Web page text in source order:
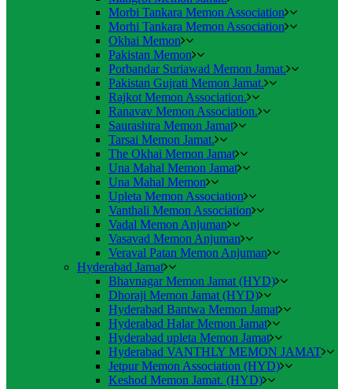
Morbi Tankara Memon Association
Morhi Tankara Memon Association
Okhai Memon
Pakistan Memon
Porbandar Suriawad Memon Jamat.
Pakistan Gujrati Memon Jamat.
Rajkot Memon Association.
Ranavav Memon Association.
Saurashtra Memon Jamat
Tarsai Memon Jamat.
The Okhai Memon Jamat
Una Mahal Memon Jamat
Una Mahal Memon
Upleta Memon Association
Vanthali Memon Association
Vadal Memon Anjuman
Vasavad Memon Anjuman
Veraval Patan Memon Anjuman
Hyderabad Jamat
Bhavnagar Memon Jamat (HYD)
Dhoraji Memon Jamat (HYD)
Hyderabad Bantwa Memon Jamat
Hyderabad Halar Memon Jamat
Hyderabad upleta Memon Jamat
Hyderabad VANTHLY MEMON JAMAT
Jetpur Memon Association (HYD)
Keshod Memon Jamat. (HYD)